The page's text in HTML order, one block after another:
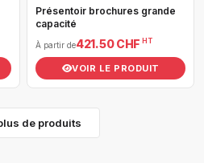
Présentoir brochures grande
capacité
À partir de421.50 CHF HT
VOIR LE PRODUIT
de produits